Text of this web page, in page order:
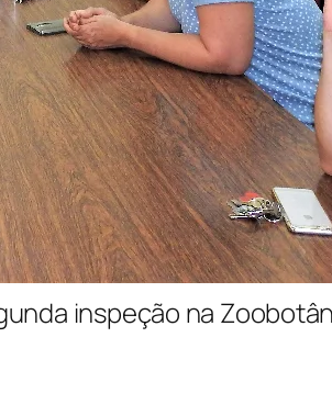
inspeção na